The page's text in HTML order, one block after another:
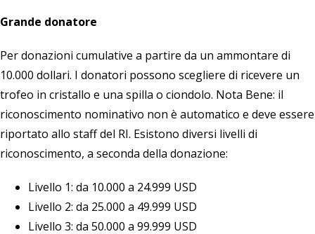
Grande donatore
Per donazioni cumulative a partire da un ammontare di
10.000 dollari. I donatori possono scegliere di ricevere un
trofeo in cristallo e una spilla o ciondolo. Nota Bene: il
riconoscimento nominativo non è automatico e deve essere
riportato allo staff del RI. Esistono diversi livelli di
riconoscimento, a seconda della donazione:
Livello 1: da 10.000 a 24.999 USD
Livello 2: da 25.000 a 49.999 USD
Livello 3: da 50.000 a 99.999 USD